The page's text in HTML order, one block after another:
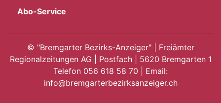
Abo-Service
© "Bremgarter Bezirks-Anzeiger" | Freiämter
Regionalzeitungen AG | Postfach | 5620 Bremgarten 1
Telefon 056 618 58 70 | Email:
info@bremgarterbezirksanzeiger.ch